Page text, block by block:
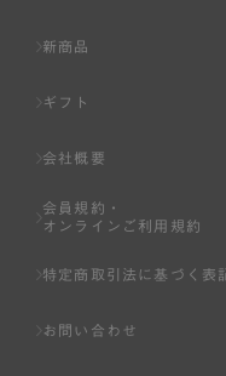
基づき判断した場合は
のいずれかの事由に該
または事前に通知する
いる場合。
新商品
ギフト
会社概要
会員規約・
オンラインご利用規約
特定商取引法に基づく表
お問い合わせ